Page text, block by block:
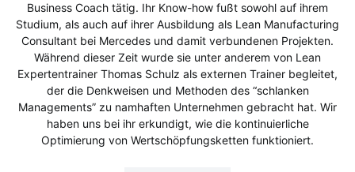
Business Coach tätig. Ihr Know-how fußt sowohl auf ihrem
Studium, als auch auf ihrer Ausbildung als Lean Manufacturing
Consultant bei Mercedes und damit verbundenen Projekten.
Während dieser Zeit wurde sie unter anderem von Lean
Expertentrainer Thomas Schulz als externen Trainer begleitet,
der die Denkweisen und Methoden des “schlanken
Managements” zu namhaften Unternehmen gebracht hat. Wir
haben uns bei ihr erkundigt, wie die kontinuierliche
Optimierung von Wertschöpfungsketten funktioniert.